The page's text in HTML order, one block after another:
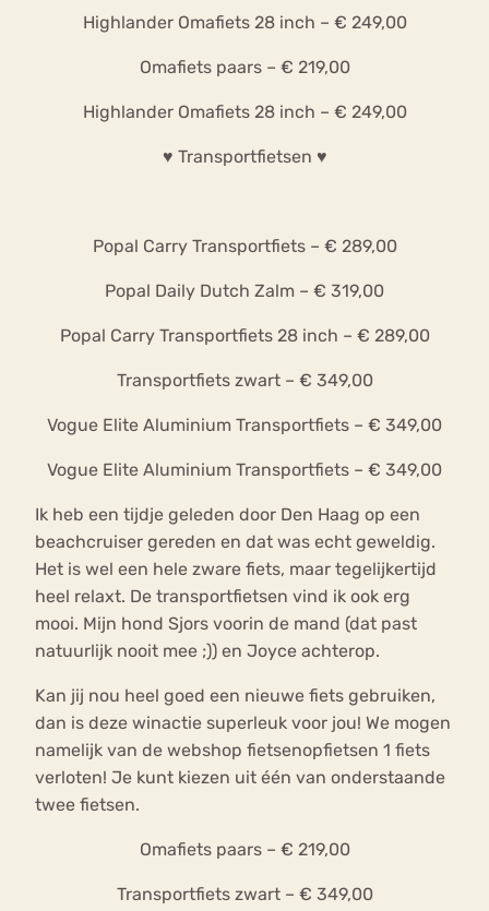
Highlander Omafiets 28 inch – € 249,00
Omafiets paars – € 219,00
Highlander Omafiets 28 inch – € 249,00
♥ Transportfietsen ♥
Popal Carry Transportfiets – € 289,00
Popal Daily Dutch Zalm – € 319,00
Popal Carry Transportfiets 28 inch – € 289,00
Transportfiets zwart – € 349,00
Vogue Elite Aluminium Transportfiets – € 349,00
Vogue Elite Aluminium Transportfiets – € 349,00
Ik heb een tijdje geleden door Den Haag op een
beachcruiser gereden en dat was echt geweldig.
Het is wel een hele zware fiets, maar tegelijkertijd
heel relaxt. De transportfietsen vind ik ook erg
mooi. Mijn hond Sjors voorin de mand (dat past
natuurlijk nooit mee ;)) en Joyce achterop.
Kan jij nou heel goed een nieuwe fiets gebruiken,
dan is deze winactie superleuk voor jou! We mogen
namelijk van de webshop fietsenopfietsen 1 fiets
verloten! Je kunt kiezen uit één van onderstaande
twee fietsen.
Omafiets paars – € 219,00
Transportfiets zwart – € 349,00